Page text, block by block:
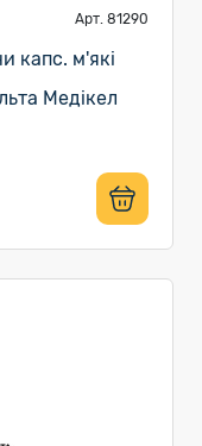
Арт. 81290
капс. м'які
Медікел